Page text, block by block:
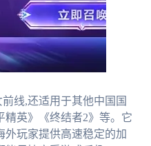
线,还适用于其他中国国
精英》《终结者2》等。它
外玩家提供高速稳定的加